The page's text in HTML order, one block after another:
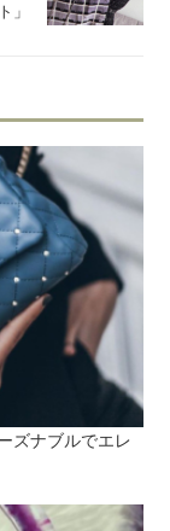
」
ズナブルでエレ